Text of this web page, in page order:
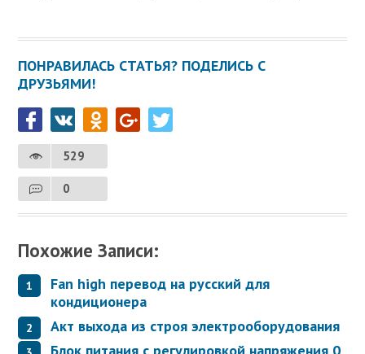
ПОНРАВИЛАСЬ СТАТЬЯ? ПОДЕЛИСЬ С
ДРУЗЬЯМИ!
529
0
Похожие Записи:
Fan high перевод на русский для
кондиционера
Акт выхода из строя электрооборудования
Блок питания с регулировкой напряжения 0